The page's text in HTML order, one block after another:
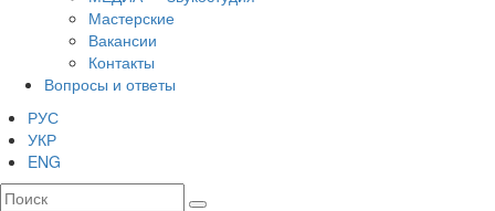
Мастерские
Вакансии
Контакты
Вопросы и ответы
РУС
УКР
ENG